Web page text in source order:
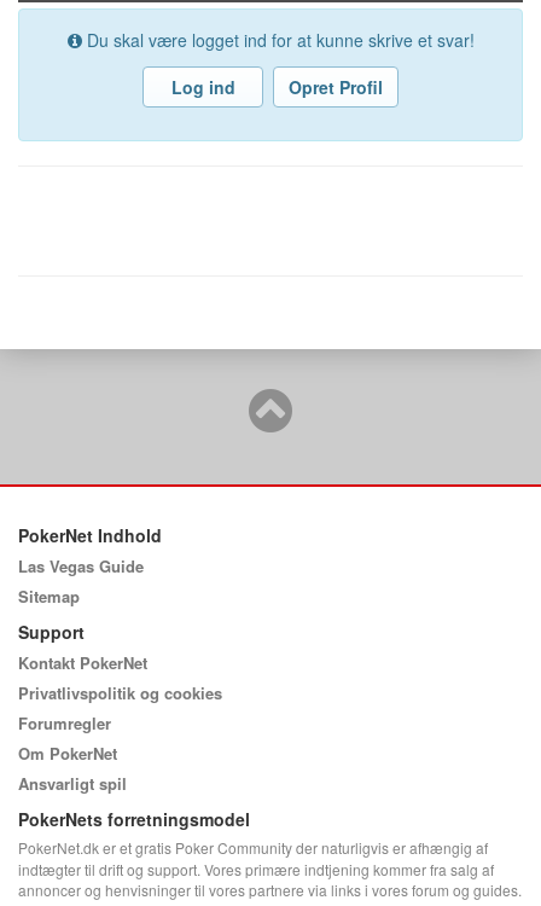
Du skal være logget ind for at kunne skrive et svar!
Log ind
Opret Profil
PokerNet Indhold
Las Vegas Guide
Sitemap
Support
Kontakt PokerNet
Privatlivspolitik og cookies
Forumregler
Om PokerNet
Ansvarligt spil
PokerNets forretningsmodel
PokerNet.dk er et gratis Poker Community der naturligvis er afhængig af
indtægter til drift og support. Vores primære indtjening kommer fra salg af
annoncer og henvisninger til vores partnere via links i vores forum og guides.